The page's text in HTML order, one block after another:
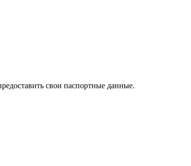
свои паспортные данные.